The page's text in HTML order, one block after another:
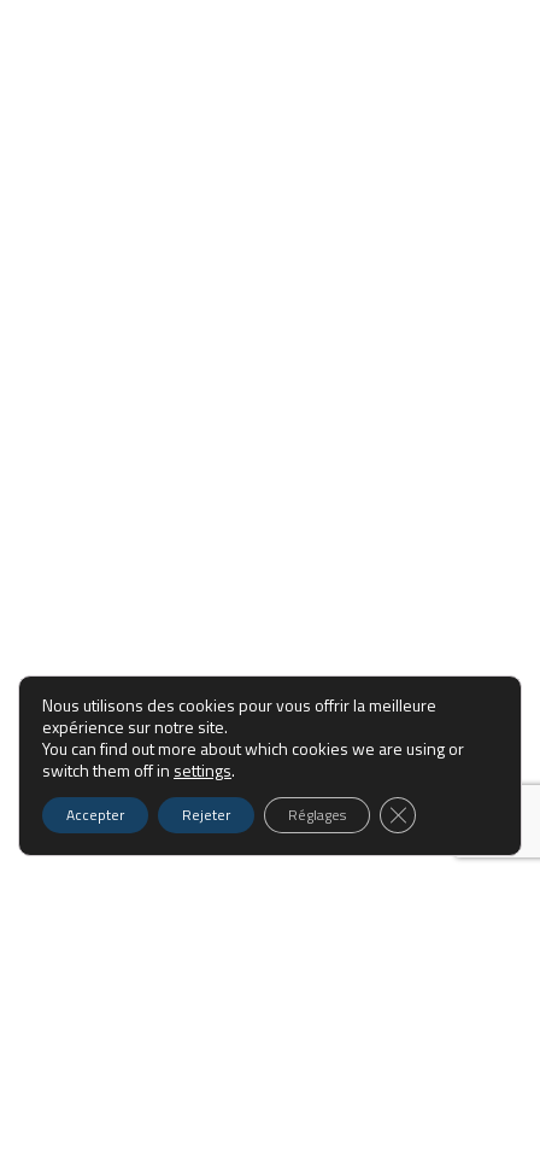
Nous utilisons des cookies pour vous offrir la meilleure
expérience sur notre site.
You can find out more about which cookies we are using or
switch them off in settings.
Accepter Rejeter Réglages Fermer la bannière